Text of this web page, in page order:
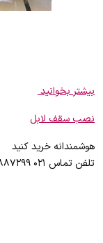
بیشتر بخوانید
نصب سقف لابل
هوشمندانه خرید کنید
تلفن تماس ۰۲۱ ۸۸۸۸۷۲۹۹